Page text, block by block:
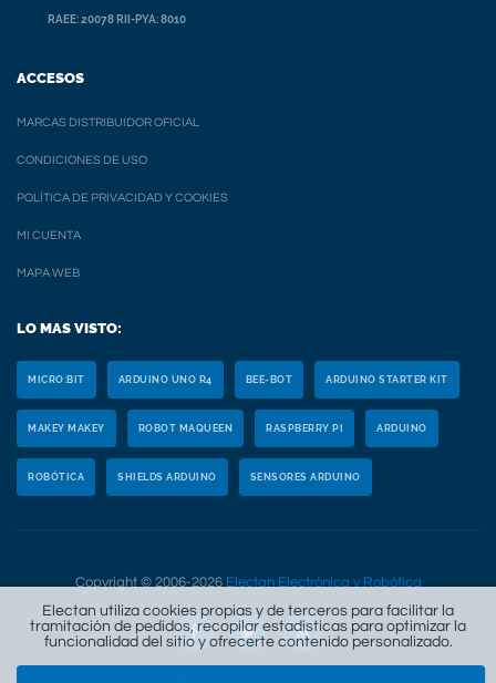
RAEE: 20078 RII-PYA: 8010
ACCESOS
MARCAS DISTRIBUIDOR OFICIAL
CONDICIONES DE USO
POLÍTICA DE PRIVACIDAD Y COOKIES
MI CUENTA
MAPA WEB
LO MAS VISTO:
MICRO:BIT ARDUINO UNO R4 BEE-BOT ARDUINO STARTER KIT
MAKEY MAKEY ROBOT MAQUEEN RASPBERRY PI ARDUINO
ROBÓTICA SHIELDS ARDUINO SENSORES ARDUINO
Copyright © 2006-2026 Electan Electrónica y Robótica
Electan utiliza cookies propias y de terceros para facilitar la
tramitación de pedidos, recopilar estadísticas para optimizar la
funcionalidad del sitio y ofrecerte contenido personalizado.